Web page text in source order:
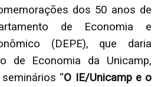
dos 50 anos de
de Economia e
(DEPE), que daria
de Economia da Unicamp,
“O IE/Unicamp e o